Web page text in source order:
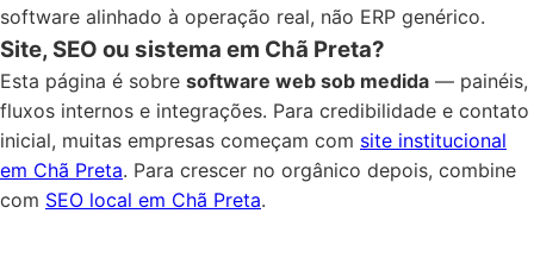
software alinhado à operação real, não ERP genérico.
Site, SEO ou sistema em Chã Preta?
Esta página é sobre software web sob medida — painéis,
fluxos internos e integrações. Para credibilidade e contato
inicial, muitas empresas começam com site institucional
em Chã Preta. Para crescer no orgânico depois, combine
com SEO local em Chã Preta.